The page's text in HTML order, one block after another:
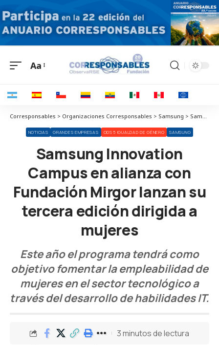
Aa
Corresponsables > Organizaciones Corresponsables > Samsung > Samsung Innovation Campus en alianza con Fundación Mirgor lanzan su tercera edición dirigida a mujeres
NOTICIAS GRANDES EMPRESAS ODS 5 IGUALDAD DE GÉNERO SAMSUNG
Samsung Innovation
Campus en alianza con
Fundación Mirgor lanzan su
tercera edición dirigida a
mujeres
Este año el programa tendrá como
objetivo fomentar la empleabilidad de
mujeres en el sector tecnológico a
través del desarrollo de habilidades IT.
3 minutos de lectura